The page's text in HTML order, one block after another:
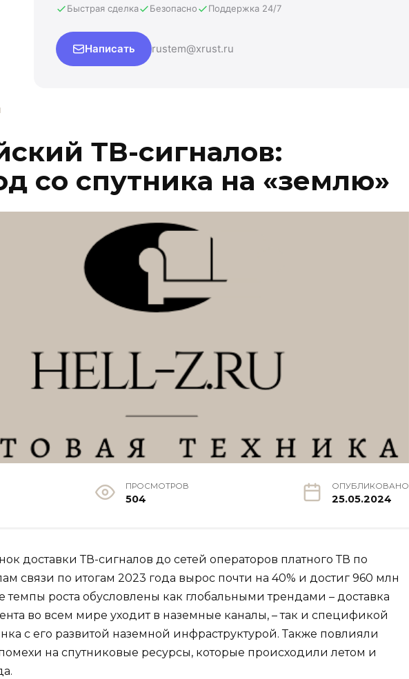
Быстрая сделка Безопасно Поддержка 24/7
Написать rustem@xrust.ru
ТВ-сигналов:
со спутника на «землю»
ПРОСМОТРОВ
504
ОПУБЛИКОВАНО
25.05.2024
доставки ТВ-сигналов до сетей операторов платного ТВ по
связи по итогам 2023 года вырос почти на 40% и достиг 960 млн
темпы роста обусловлены как глобальными трендами – доставка
во всем мире уходит в наземные каналы, – так и спецификой
с его развитой наземной инфраструктурой. Также повлияли
на спутниковые ресурсы, которые происходили летом и